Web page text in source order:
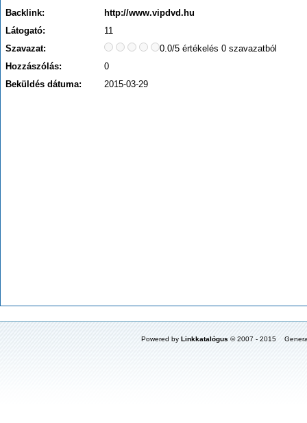
Backlink:
http://www.vipdvd.hu
Látogató:
11
Szavazat:
0.0/5 értékelés 0 szavazatból
Hozzászólás:
0
Beküldés dátuma:
2015-03-29
Powered by Linkkatalógus © 2007 - 2015